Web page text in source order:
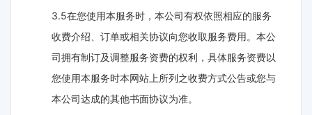
3.5在您使用本服务时，本公司有权依照相应的服务
收费介绍、订单或相关协议向您收取服务费用。本公
司拥有制订及调整服务资费的权利，具体服务资费以
您使用本服务时本网站上所列之收费方式公告或您与
本公司达成的其他书面协议为准。